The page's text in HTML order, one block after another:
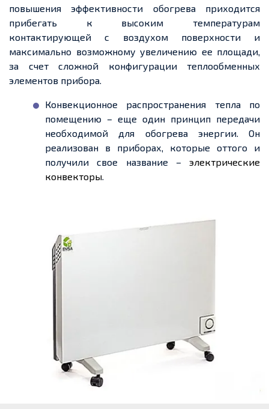
повышения эффективности обогрева приходится
прибегать к высоким температурам
контактирующей с воздухом поверхности и
максимально возможному увеличению ее площади,
за счет сложной конфигурации теплообменных
элементов прибора.
Конвекционное распространения тепла по
помещению – еще один принцип передачи
необходимой для обогрева энергии. Он
реализован в приборах, которые оттого и
получили свое название – электрические
конвекторы